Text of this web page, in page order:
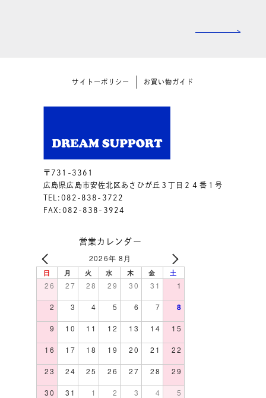
サイトーポリシー お買い物ガイド
〒731-3361
広島県広島市安佐北区あさひが丘３丁目２４番１号
TEL:082-838-3722
FAX:082-838-3924
営業カレンダー
2026年 8月
日 月 火 水 木 金 土
26 27 28 29 30 31 1
2 3 4 5 6 7 8
9 10 11 12 13 14 15
16 17 18 19 20 21 22
23 24 25 26 27 28 29
30 31 1 2 3 4 5